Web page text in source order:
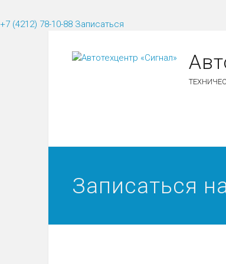
+7 (4212) 78-10-88 Записаться
Записаться